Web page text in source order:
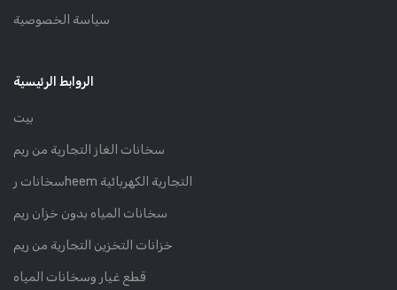
سياسة الخصوصية
الروابط الرئيسية
بيت
سخانات الغاز التجارية من ريم
سخانات رheem التجارية الكهربائية
سخانات المياه بدون خزان ريم
خزانات التخزين التجارية من ريم
قطع غيار وسخانات المياه